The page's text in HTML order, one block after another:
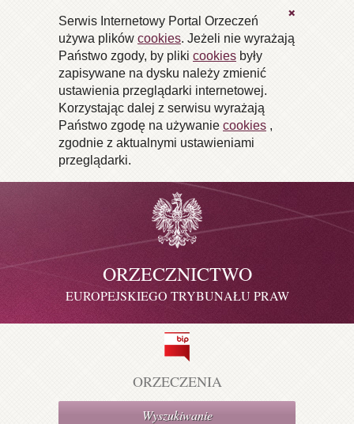
X
Serwis Internetowy Portal Orzeczeń
używa plików cookies. Jeżeli nie wyrażają
Państwo zgody, by pliki cookies były
zapisywane na dysku należy zmienić
ustawienia przeglądarki internetowej.
Korzystając dalej z serwisu wyrażają
Państwo zgodę na używanie cookies ,
zgodnie z aktualnymi ustawieniami
przeglądarki.
ORZECZNICTWO
EUROPEJSKIEGO TRYBUNAŁU PRAW
ORZECZENIA
Wyszukiwanie